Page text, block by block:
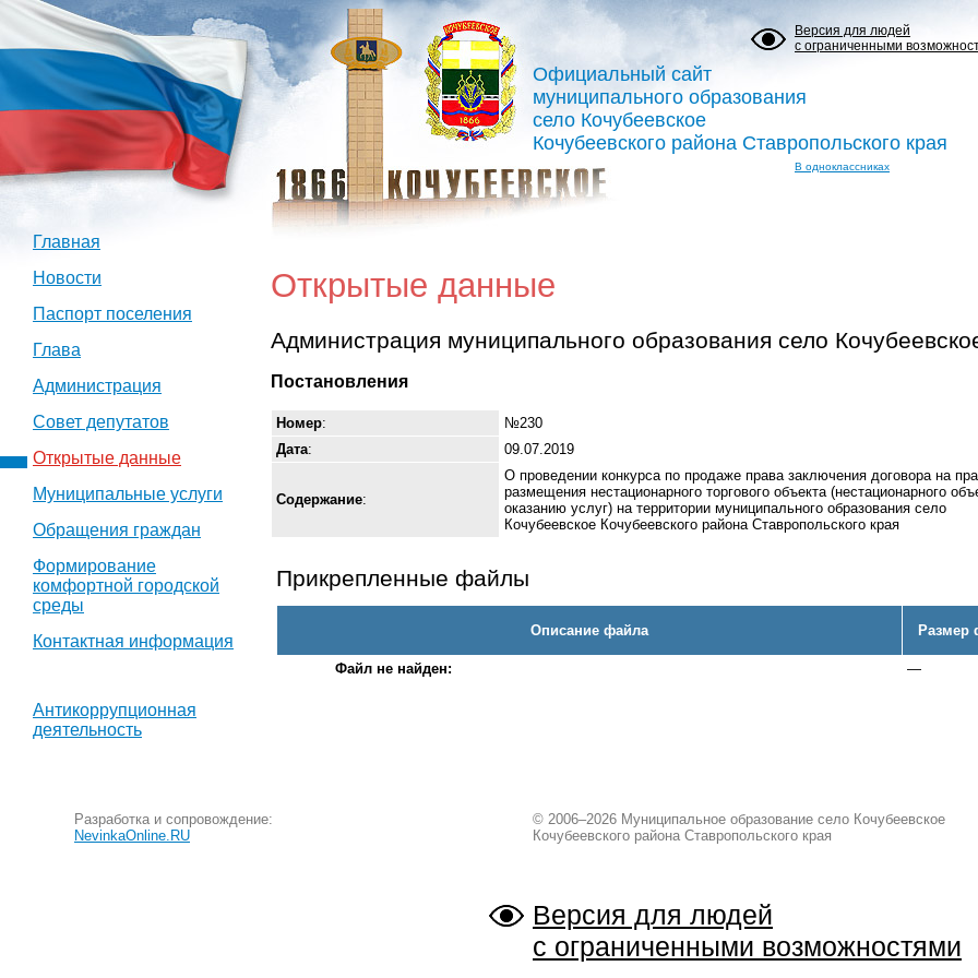
Версия для людей
с ограниченными
Официальный сайт
муниципального образования
село Кочубеевское
Кочубеевского района Ставропольского края
В одноклассниках
Главная
Новости
Паспорт поселения
Глава
Администрация
Совет депутатов
Открытые данные
Муниципальные услуги
Обращения граждан
Формирование
комфортной городской
среды
Контактная информация
Антикоррупционная
деятельность
Открытые данные
Администрация муниципального образования село
Постановления
Номер:
№230
Дата: 09.07.2019
Содержание:
О проведении конкурса по продаже права заключения договора на
размещения нестационарного торгового объекта (нестационарного
оказанию услуг) на территории муниципального образования село
Кочубеевское Кочубеевского района Ставропольского края
Прикрепленные файлы
Описание файла Размер
Файл не найден: —
Разработка и сопровождение:
NevinkaOnline.RU
© 2006–2026 Муниципальное образование село Кочубеевское
Кочубеевского района Ставропольского края
Версия для людей
с ограниченными возможностями